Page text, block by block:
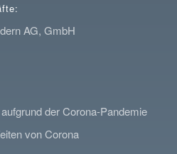
AG, GmbH
der Corona-Pandemie
von Corona